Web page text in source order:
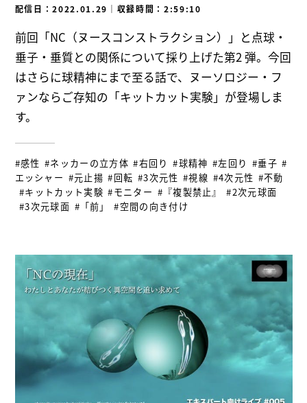
配信日：2022.01.29 ｜ 収録時間：2:59:10
前回「NC（ヌースコンストラクション）」と点球・
垂子・垂質との関係について採り上げた第2 弾。今回
はさらに球精神にまで至る話で、ヌーソロジー・フ
ァンならご存知の「キットカット実験」が登場しま
す。
#感性 #ネッカーの立方体 #右回り #球精神 #左回り #垂子 #
エッシャー #元止揚 #回転 #3次元性 #視線 #4次元性 #不動
#キットカット実験 #モニター #『複製禁止』
#2次元球面
#3次元球面 #「前」 #空間の向き付け